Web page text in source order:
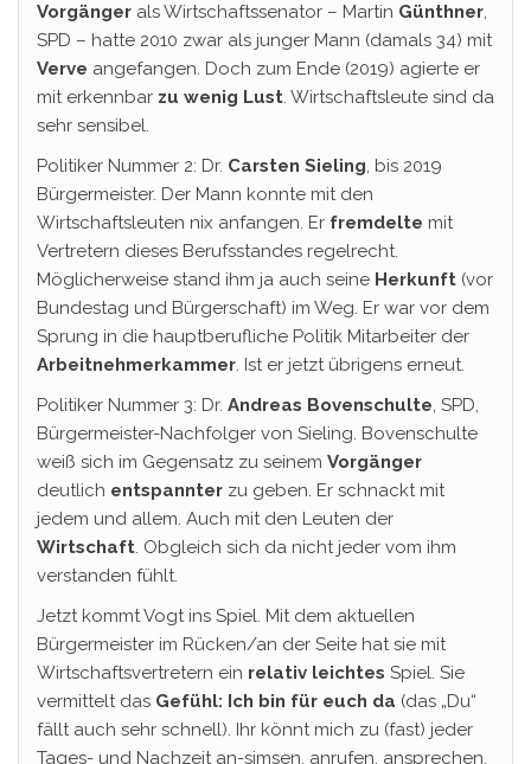
Vorgänger als Wirtschaftssenator – Martin Günthner,
SPD – hatte 2010 zwar als junger Mann (damals 34) mit
Verve angefangen. Doch zum Ende (2019) agierte er
mit erkennbar zu wenig Lust. Wirtschaftsleute sind da
sehr sensibel.
Politiker Nummer 2: Dr. Carsten Sieling, bis 2019
Bürgermeister. Der Mann konnte mit den
Wirtschaftsleuten nix anfangen. Er fremdelte mit
Vertretern dieses Berufsstandes regelrecht.
Möglicherweise stand ihm ja auch seine Herkunft (vor
Bundestag und Bürgerschaft) im Weg. Er war vor dem
Sprung in die hauptberufliche Politik Mitarbeiter der
Arbeitnehmerkammer. Ist er jetzt übrigens erneut.
Politiker Nummer 3: Dr. Andreas Bovenschulte, SPD,
Bürgermeister-Nachfolger von Sieling. Bovenschulte
weiß sich im Gegensatz zu seinem Vorgänger
deutlich entspannter zu geben. Er schnackt mit
jedem und allem. Auch mit den Leuten der
Wirtschaft. Obgleich sich da nicht jeder vom ihm
verstanden fühlt.
Jetzt kommt Vogt ins Spiel. Mit dem aktuellen
Bürgermeister im Rücken/an der Seite hat sie mit
Wirtschaftsvertretern ein relativ leichtes Spiel. Sie
vermittelt das Gefühl: Ich bin für euch da (das „Du“
fällt auch sehr schnell). Ihr könnt mich zu (fast) jeder
Tages- und Nachzeit an-simsen, anrufen, ansprechen.